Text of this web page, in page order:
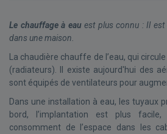
Le chauffage à eauest plus connu : Il est
dans une maison.
La chaudière chauffe de l’eau, qui
(radiateurs). Il existe aujourd'hui des
sont équipés de ventilateurs pour
Dans une installation à eau, les tuyaux
bord, l’implantation est plus
consomment de l’espace dans les